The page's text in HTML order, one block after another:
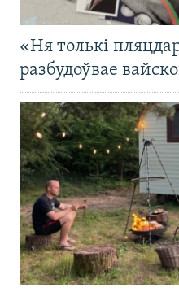
«Ня толькі
разбудоўвае